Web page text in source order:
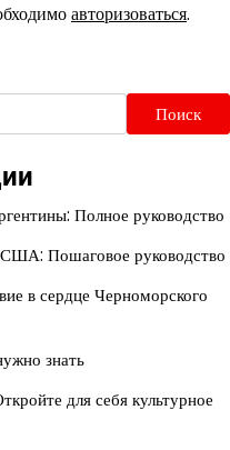
авторизоваться.
Поиск
Полное руководство
США: Пошаговое руководство
в сердце Черноморского
знать
для себя культурное